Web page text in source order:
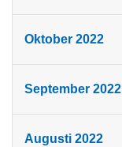
Oktober 2022
September 2022
Augusti 2022